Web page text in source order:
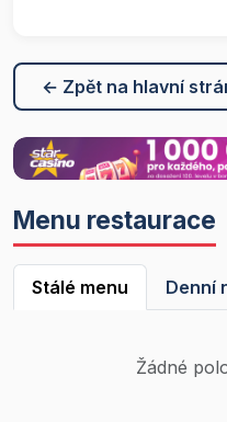
← Zpět na hlavní
Menu restaurace
Stálé menu Denní
Žádné